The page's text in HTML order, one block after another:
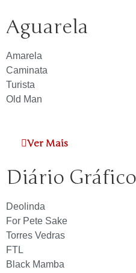
Aguarela
Amarela
Caminata
Turista
Old Man
Ver Mais
Diário Gráfico
Deolinda
For Pete Sake
Torres Vedras
FTL
Black Mamba